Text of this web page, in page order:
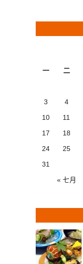
一 二
« 七月
3
4
10
11
17
18
24
25
31